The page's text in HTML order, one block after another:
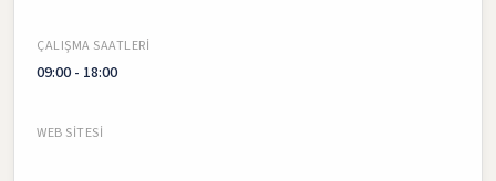
ÇALIŞMA SAATLERI
09:00 - 18:00
WEB SITESI